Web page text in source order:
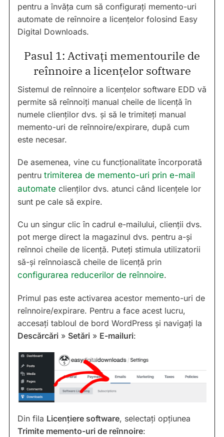
pentru a învăța cum să configurați memento-uri
automate de reînnoire a licențelor folosind Easy
Digital Downloads.
Pasul 1: Activați mementourile de
reînnoire a licențelor software
Sistemul de reînnoire a licențelor software EDD vă
permite să reînnoiți manual cheile de licență în
numele clienților dvs. și să le trimiteți manual
memento-uri de reînnoire/expirare, după cum
este necesar.
De asemenea, vine cu funcționalitate încorporată
pentru trimiterea de memento-uri prin e-mail
automate clienților dvs. atunci când licențele lor
sunt pe cale să expire.
Cu un singur clic în cadrul e-mailului, clienții dvs.
pot merge direct la magazinul dvs. pentru a-și
reînnoi cheile de licență. Puteți stimula utilizatorii
să-și reînnoiască cheile de licență prin
configurarea reducerilor de reînnoire.
Primul pas este activarea acestor memento-uri de
reînnoire/expirare. Pentru a face acest lucru,
accesați tabloul de bord WordPress și navigați la
Descărcări » Setări » E-mailuri:
Din fila Licențiere software, selectați opțiunea
Trimite memento-uri de reînnoire: